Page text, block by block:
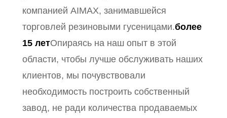
компанией AIMAX, занимавшейся
торговлей резиновыми гусеницами.более
15 летОпираясь на наш опыт в этой
области, чтобы лучше обслуживать наших
клиентов, мы почувствовали
необходимость построить собственный
завод, не ради количества продаваемых